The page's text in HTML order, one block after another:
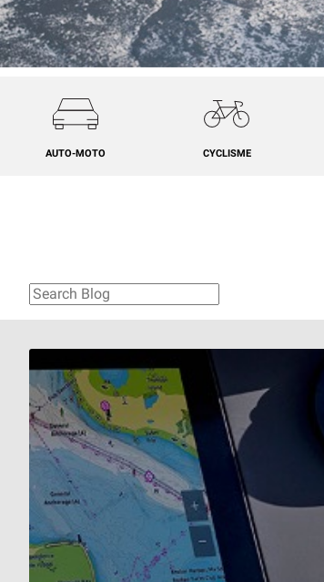
AUTO-MOTO CYCLISME